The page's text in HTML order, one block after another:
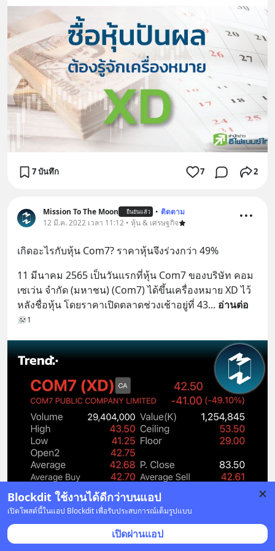
Blockdit ใช้งานได้ดีกว่าบนแอป
เปิดโพสต์นี้ในแอป Blockdit เพื่อรับประสบการณ์เต็มรูปแบบ
เปิดผ่านแอป
7 บันทึก 7 2
Mission To The Moon ยืนยันแล้ว • ติดตาม
12 มี.ค. 2022 เวลา 11:12 • หุ้น & เศรษฐกิจ
เกิดอะไรกับหุ้น Com7? ราคาหุ้นจึงร่วงกว่า 49%
11 มีนาคม 2565 เป็นวันแรกที่หุ้น Com7 ของบริษัท คอม
เซเว่น จำกัด (มหาชน) (Com7) ได้ขึ้นเครื่องหมาย XD ไว้
หลังชื่อหุ้น โดยราคาเปิดตลาดช่วงเช้าอยู่ที่ 43... อ่านต่อ
1